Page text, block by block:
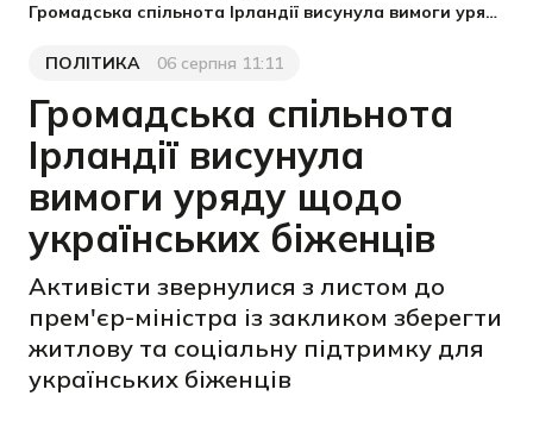
Громадська спільнота Ірландії висунула вимоги уряду щодо українських біженців
Категорія
ПОЛІТИКА
Дата публікації06 серпня 11:11
Громадська спільнота
Ірландії висунула
вимоги уряду щодо
українських біженців
Активісти звернулися з листом до
прем'єр-міністра із закликом зберегти
житлову та соціальну підтримку для
українських біженців